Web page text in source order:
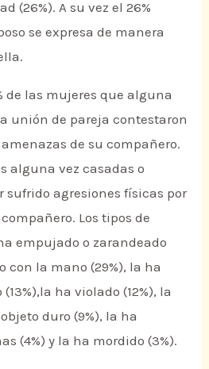
(26%). A su vez el 26%
se expresa de manera
de las mujeres que alguna
unión de pareja contestaron
de su compañero.
alguna vez casadas o
sufrido agresiones físicas por
Los tipos de
empujado o zarandeado
con la mano (29%), la ha
ha violado (12%), la
duro (9%), la ha
(4%) y la ha mordido (3%).